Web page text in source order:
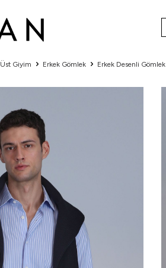
Üst Giyim Erkek Gömlek Erkek Desenli Gömlek